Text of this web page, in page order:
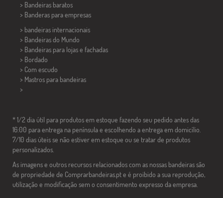
> Bandeiras baratos
> Banderas para empresas
> bandeiras internacionais
> Bandeiras do Mundo
> Bandeiras para lojas e fachadas
> Bordado
> Com escudo
> Mastros para bandeiras
>
* 1/2 dia útil para produtos em estoque fazendo seu pedido antes das
16:00 para entrega na península e escolhendo a entrega em domicílio.
7/10 dias úteis se não estiver em estoque ou se tratar de produtos
personalizados.
As imagens e outros recursos relacionados com as nossas bandeiras são
de propriedade de Comprarbandeiras.pt e é proibido a sua reprodução,
utilização e modificação sem o consentimento expresso da empresa.